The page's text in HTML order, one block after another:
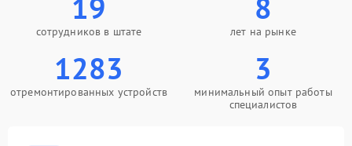
19
сотрудников в штате
8
лет на рынке
1283
отремонтированных устройств
3
минимальный опыт работы
специалистов